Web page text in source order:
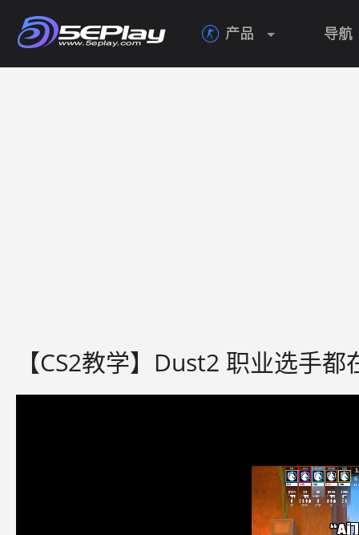
 产品 导航
【CS2教学】Dust2 职业选手